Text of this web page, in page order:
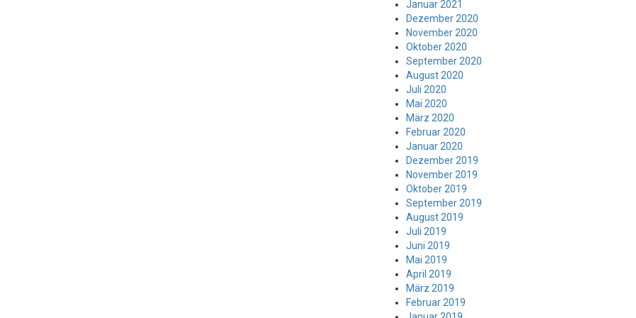
Januar 2021
Dezember 2020
November 2020
Oktober 2020
September 2020
August 2020
Juli 2020
Mai 2020
März 2020
Februar 2020
Januar 2020
Dezember 2019
November 2019
Oktober 2019
September 2019
August 2019
Juli 2019
Juni 2019
Mai 2019
April 2019
März 2019
Februar 2019